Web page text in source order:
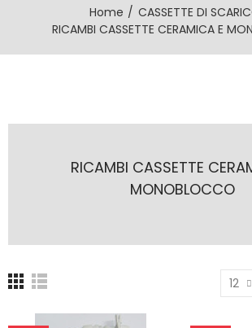
Home
CASSETTE DI
RICAMBI CASSETTE CERAMICA E
RICAMBI CASSETTE
MONOBLOCCO
12